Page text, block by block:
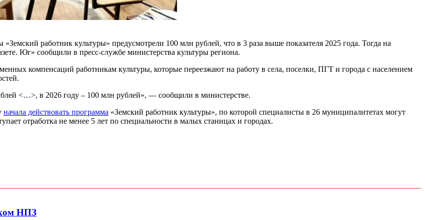
работник культуры» предусмотрели 100 млн рублей, что в 3 раза выше показателя 2025 года. Тогда на
Юг» сообщили в пресс-службе министерства культуры региона.
компенсаций работникам культуры, которые переезжают на работу в села, поселки, ПГТ и города с населением
<…>, в 2026 году – 100 млн рублей», — сообщили в министерстве.
начала действовать программа «Земский работник культуры», по которой специалисты в 26 муниципалитетах могут
отработка не менее 5 лет по специальности в малых станицах и городах.
НПЗ